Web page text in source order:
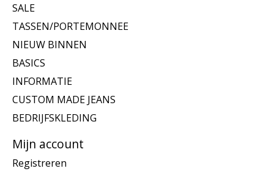
SALE
TASSEN/PORTEMONNEE
NIEUW BINNEN
BASICS
INFORMATIE
CUSTOM MADE JEANS
BEDRIJFSKLEDING
Mijn account
Registreren